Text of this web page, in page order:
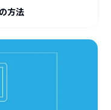
方法